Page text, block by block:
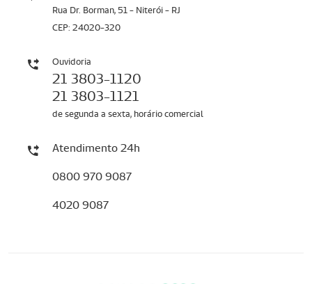
Rua Dr. Borman, 51 - Niterói - RJ
CEP: 24020-320
Ouvidoria
21 3803-1120
21 3803-1121
de segunda a sexta, horário comercial
Atendimento 24h
0800 970 9087
4020 9087